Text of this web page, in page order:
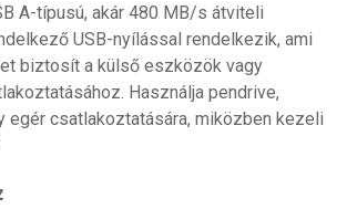
A-típusú, akár 480 MB/s átviteli
USB-nyílással rendelkezik, ami
biztosít a külső eszközök vagy
Használja pendrive,
egér csatlakoztatására, miközben kezeli